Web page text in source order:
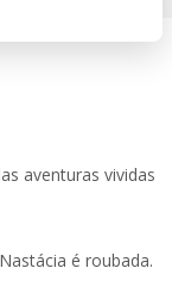
aventuras vividas
é roubada.